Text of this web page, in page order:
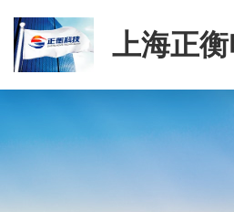
上海正